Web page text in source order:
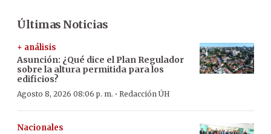
Últimas Noticias
+ análisis
Asunción: ¿Qué dice el Plan Regulador
sobre la altura permitida para los
edificios?
Agosto 8, 2026 08:06 p. m. · Redacción ÚH
Nacionales